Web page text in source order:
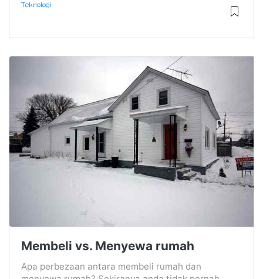
Teknologi
Membeli vs. Menyewa rumah
Apa perbezaan antara membeli rumah dan